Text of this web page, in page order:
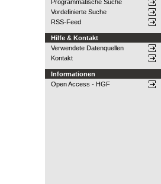
Programmatische Suche
Vordefinierte Suche
RSS-Feed
Hilfe & Kontakt
Verwendete Datenquellen
Kontakt
Informationen
Open Access - HGF